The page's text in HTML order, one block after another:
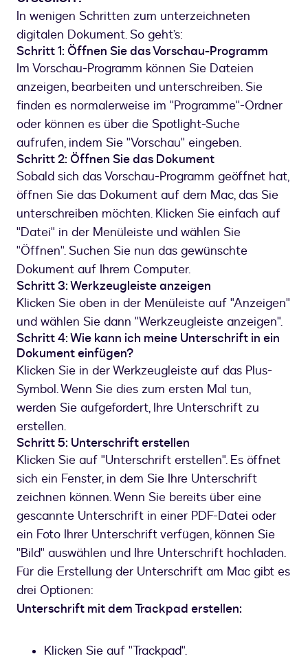
In wenigen Schritten zum unterzeichneten
digitalen Dokument. So geht’s:
Schritt 1: Öffnen Sie das Vorschau-Programm
Im Vorschau-Programm können Sie Dateien
anzeigen, bearbeiten und unterschreiben. Sie
finden es normalerweise im "Programme"-Ordner
oder können es über die Spotlight-Suche
aufrufen, indem Sie "Vorschau" eingeben.
Schritt 2: Öffnen Sie das Dokument
Sobald sich das Vorschau-Programm geöffnet hat,
öffnen Sie das Dokument auf dem Mac, das Sie
unterschreiben möchten. Klicken Sie einfach auf
"Datei" in der Menüleiste und wählen Sie
"Öffnen". Suchen Sie nun das gewünschte
Dokument auf Ihrem Computer.
Schritt 3: Werkzeugleiste anzeigen
Klicken Sie oben in der Menüleiste auf "Anzeigen"
und wählen Sie dann "Werkzeugleiste anzeigen".
Schritt 4: Wie kann ich meine Unterschrift in ein
Dokument einfügen?
Klicken Sie in der Werkzeugleiste auf das Plus-
Symbol. Wenn Sie dies zum ersten Mal tun,
werden Sie aufgefordert, Ihre Unterschrift zu
erstellen.
Schritt 5: Unterschrift erstellen
Klicken Sie auf "Unterschrift erstellen". Es öffnet
sich ein Fenster, in dem Sie Ihre Unterschrift
zeichnen können. Wenn Sie bereits über eine
gescannte Unterschrift in einer PDF-Datei oder
ein Foto Ihrer Unterschrift verfügen, können Sie
"Bild" auswählen und Ihre Unterschrift hochladen.
Für die Erstellung der Unterschrift am Mac gibt es
drei Optionen:
Unterschrift mit dem Trackpad erstellen:
Klicken Sie auf "Trackpad".